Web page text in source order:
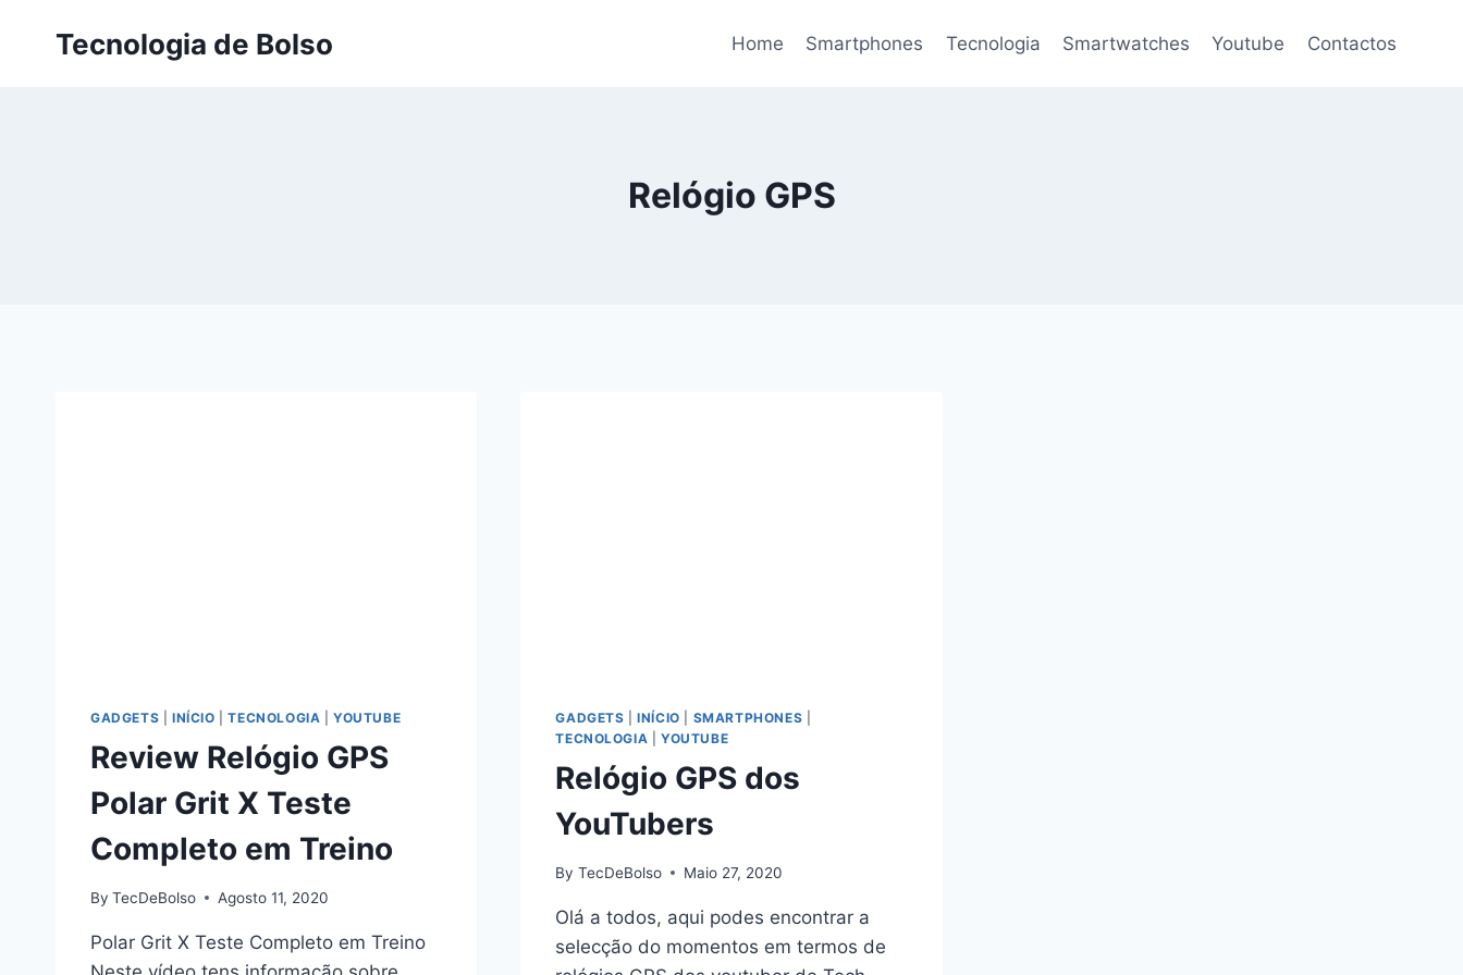
Tecnologia de Bolso Home Smartphones Tecnologia Smartwatches Youtube Contactos
Relógio GPS
GADGETS INÍCIO |TECNOLOGIA |YOUTUBE
Review Relógio GPS
Polar Grit X Teste
Completo em Treino
By TecDeBolso Agosto 11, 2020
Polar Grit X Teste Completo em Treino
GADGETS |INÍCIO SMARTPHONES
TECNOLOGIA |YOUTUBE
Relógio GPS dos
YouTubers
By TecDeBolso Maio 27, 2020
Olá a todos, aqui podes encontrar a
selecção do momentos em termos de